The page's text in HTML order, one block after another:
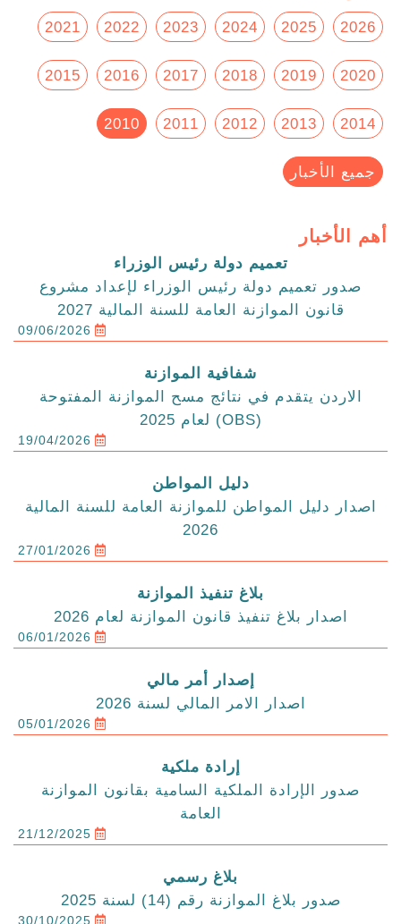
2026
2025
2024
2023
2022
2021
2020
2019
2018
2017
2016
2015
2014
2013
2012
2011
2010
جميع الأخبار
أهم الأخبار
تعميم دولة رئيس الوزراء
صدور تعميم دولة رئيس الوزراء لإعداد مشروع
قانون الموازنة العامة للسنة المالية 2027
09/06/2026
شفافية الموازنة
الاردن يتقدم في نتائج مسح الموازنة المفتوحة
(OBS) لعام 2025
19/04/2026
دليل المواطن
اصدار دليل المواطن للموازنة العامة للسنة المالية
2026
27/01/2026
بلاغ تنفيذ الموازنة
اصدار بلاغ تنفيذ قانون الموازنة لعام 2026
06/01/2026
إصدار أمر مالي
اصدار الامر المالي لسنة 2026
05/01/2026
إرادة ملكية
صدور الإرادة الملكية السامية بقانون الموازنة
العامة
21/12/2025
بلاغ رسمي
صدور بلاغ الموازنة رقم (14) لسنة 2025
30/10/2025